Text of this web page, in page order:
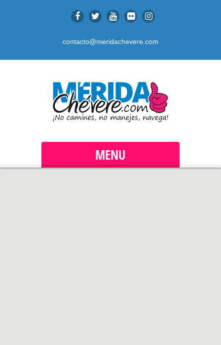
contacto@meridachevere.com
MENU